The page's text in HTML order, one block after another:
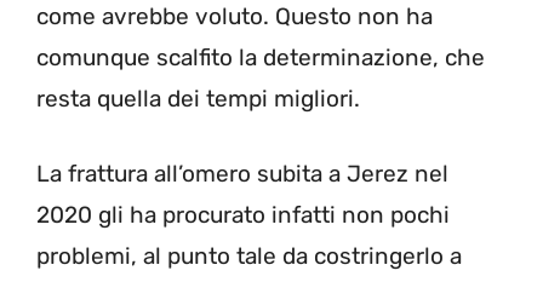
come avrebbe voluto. Questo non ha
comunque scalfito la determinazione, che
resta quella dei tempi migliori.
La frattura all’omero subita a Jerez nel
2020 gli ha procurato infatti non pochi
problemi, al punto tale da costringerlo a